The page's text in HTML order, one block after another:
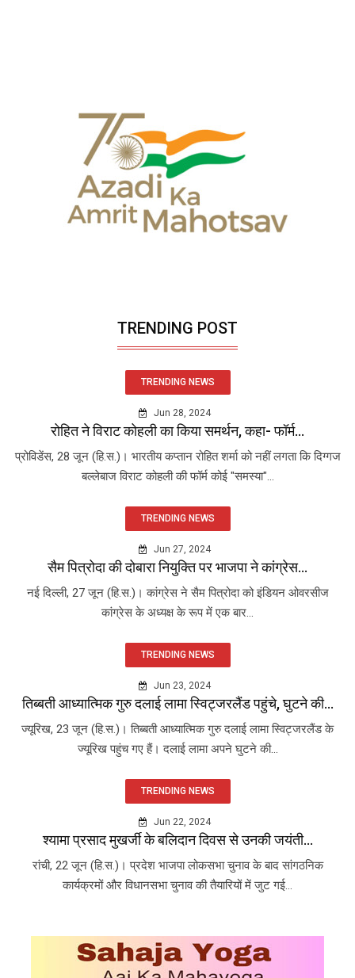
TRENDING POST
TRENDING NEWS
Jun 28, 2024
रोहित ने विराट कोहली का किया समर्थन, कहा- फॉर्म...
प्रोविडेंस, 28 जून (हि.स.)। भारतीय कप्तान रोहित शर्मा को नहीं लगता कि दिग्गज
बल्लेबाज विराट कोहली की फॉर्म कोई "समस्या"...
TRENDING NEWS
Jun 27, 2024
सैम पित्रोदा की दोबारा नियुक्ति पर भाजपा ने कांग्रेस...
नई दिल्ली, 27 जून (हि.स.)। कांग्रेस ने सैम पित्रोदा को इंडियन ओवरसीज
कांग्रेस के अध्यक्ष के रूप में एक बार...
TRENDING NEWS
Jun 23, 2024
तिब्बती आध्यात्मिक गुरु दलाई लामा स्विट्जरलैंड पहुंचे, घुटने की...
ज्यूरिख, 23 जून (हि.स.)। तिब्बती आध्यात्मिक गुरु दलाई लामा स्विट्जरलैंड के
ज्यूरिख पहुंच गए हैं। दलाई लामा अपने घुटने की...
TRENDING NEWS
Jun 22, 2024
श्यामा प्रसाद मुखर्जी के बलिदान दिवस से उनकी जयंती...
रांची, 22 जून (हि.स.)। प्रदेश भाजपा लोकसभा चुनाव के बाद सांगठनिक
कार्यक्रमों और विधानसभा चुनाव की तैयारियों में जुट गई...